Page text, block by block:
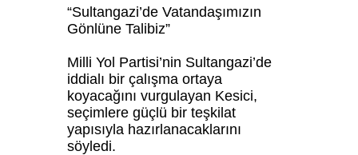
“Sultangazi’de Vatandaşımızın
Gönlüne Talibiz”
Milli Yol Partisi’nin Sultangazi’de
iddialı bir çalışma ortaya
koyacağını vurgulayan Kesici,
seçimlere güçlü bir teşkilat
yapısıyla hazırlanacaklarını
söyledi.